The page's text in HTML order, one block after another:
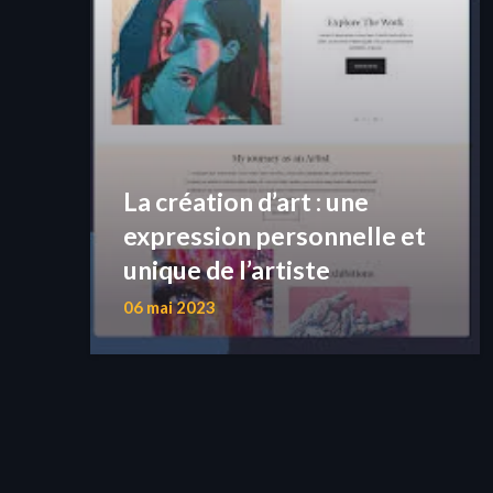
La création d’art : une
expression personnelle et
unique de l’artiste
06 mai 2023